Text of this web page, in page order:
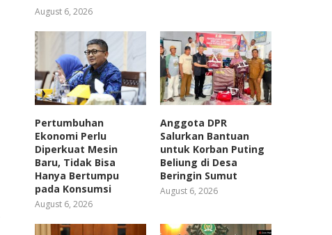
August 6, 2026
Pertumbuhan
Ekonomi Perlu
Diperkuat Mesin
Baru, Tidak Bisa
Hanya Bertumpu
pada Konsumsi
August 6, 2026
Anggota DPR
Salurkan Bantuan
untuk Korban Puting
Beliung di Desa
Beringin Sumut
August 6, 2026